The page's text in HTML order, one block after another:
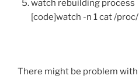
watch rebuilding process
[code]watch -n 1 cat /
There might be problem